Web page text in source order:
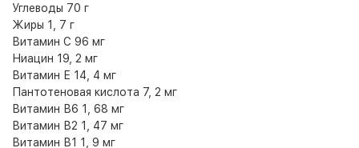
Углеводы 70 г
Жиры 1, 7 г
Витамин С 96 мг
Ниацин 19, 2 мг
Витамин Е 14, 4 мг
Пантотеновая кислота 7, 2 мг
Витамин В6 1, 68 мг
Витамин В2 1, 47 мг
Витамин В1 1, 9 мг